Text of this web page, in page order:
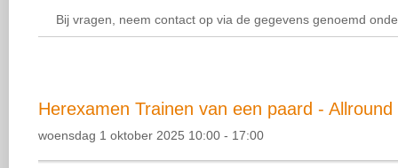
Bij vragen, neem contact op via de gegevens genoemd
Herexamen Trainen van een paard -
woensdag 1 oktober 2025 10:00 - 17:00